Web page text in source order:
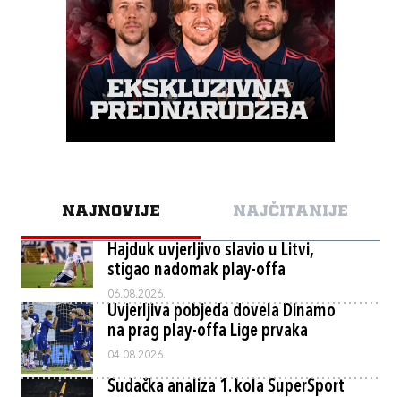
NAJNOVIJE NAJČITANIJE
Hajduk uvjerljivo slavio u Litvi,
stigao nadomak play-offa
06.08.2026.
Uvjerljiva pobjeda dovela Dinamo
na prag play-offa Lige prvaka
04.08.2026.
Sudačka analiza 1. kola SuperSport